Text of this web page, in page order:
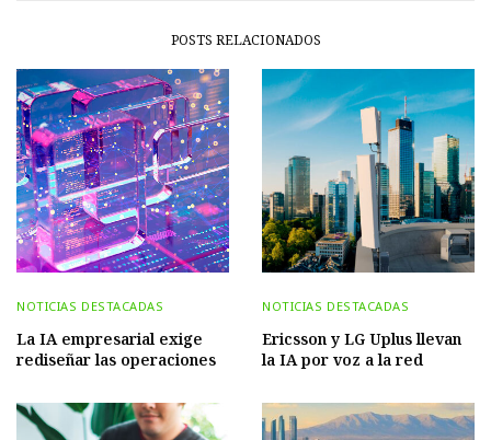
POSTS RELACIONADOS
NOTICIAS DESTACADAS
La IA empresarial exige
rediseñar las operaciones
NOTICIAS DESTACADAS
Ericsson y LG Uplus llevan
la IA por voz a la red